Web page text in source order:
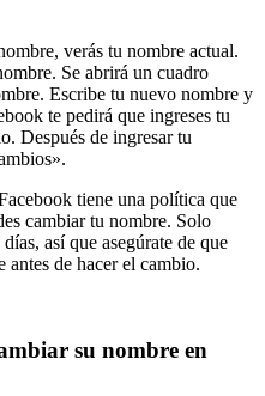
verás tu nombre actual.
Se abrirá un cuadro
Escribe tu nuevo nombre y
te pedirá que ingreses tu
Después de ingresar tu
tiene una política que
cambiar tu nombre. Solo
así que asegúrate de que
antes de hacer el cambio.
su nombre en